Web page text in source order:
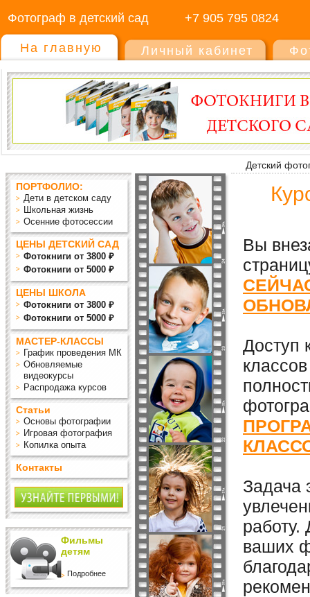
Фотограф в детский сад +7 905 795 0824
На главную Личный кабинет
Детский
ПОРТФОЛИО:
Дети в детском саду
Школьная жизнь
Осенние фотосессии
ЦЕНЫ ДЕТСКИЙ САД
Фотокниги от 3800 ₽
Фотокниги от 5000 ₽
ЦЕНЫ ШКОЛА
Фотокниги от 3800 ₽
Фотокниги от 5000 ₽
МАСТЕР-КЛАССЫ
График проведения МК
Обновляемые
видеокурсы
Распродажа курсов
Статьи
Основы фотографии
Игровая фотография
Копилка опыта
Контакты
Фильмы
детям
Подробнее
Вы
Доступ
Задача
работу.
ваших